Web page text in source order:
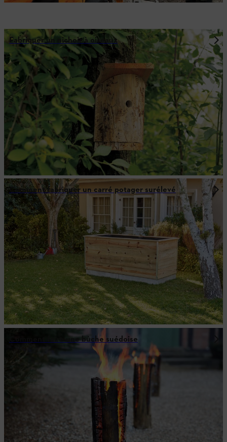
Fabriquer un nichoir à oiseaux
Comment fabriquer un carré potager surélevé
Comment faire une bûche suédoise